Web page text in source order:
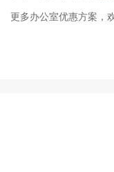
更多办公室优惠方案